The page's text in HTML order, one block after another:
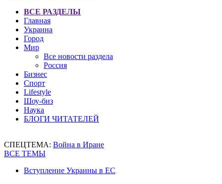
ВСЕ РАЗДЕЛЫ
Главная
Украина
Город
Мир
Все новости раздела
Россия
Бизнес
Спорт
Lifestyle
Шоу-биз
Наука
БЛОГИ ЧИТАТЕЛЕЙ
СПЕЦТЕМА: Война в Иране
ВСЕ ТЕМЫ
Вступление Украины в ЕС